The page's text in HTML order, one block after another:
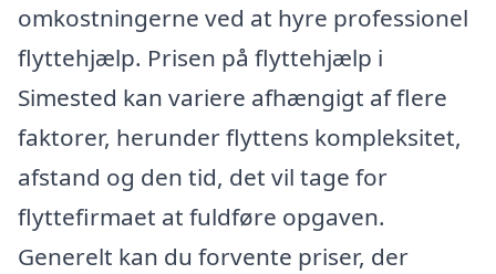
omkostningerne ved at hyre professionel
flyttehjælp. Prisen på flyttehjælp i
Simested kan variere afhængigt af flere
faktorer, herunder flyttens kompleksitet,
afstand og den tid, det vil tage for
flyttefirmaet at fuldføre opgaven.
Generelt kan du forvente priser, der